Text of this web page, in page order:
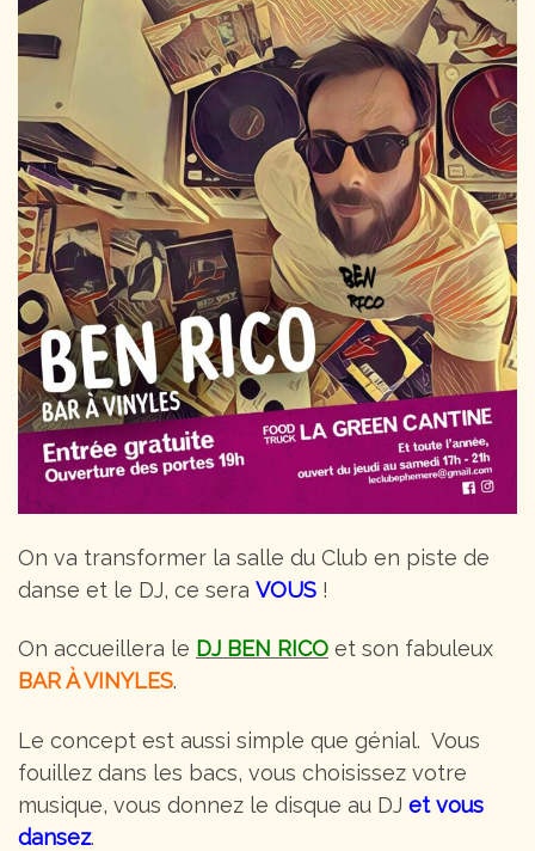
On va transformer la salle du Club en piste de
danse et le DJ, ce sera VOUS !
On accueillera le DJ BEN RICO et son fabuleux
BAR À VINYLES.
Le concept est aussi simple que génial. Vous
fouillez dans les bacs, vous choisissez votre
musique, vous donnez le disque au DJ et vous
dansez.